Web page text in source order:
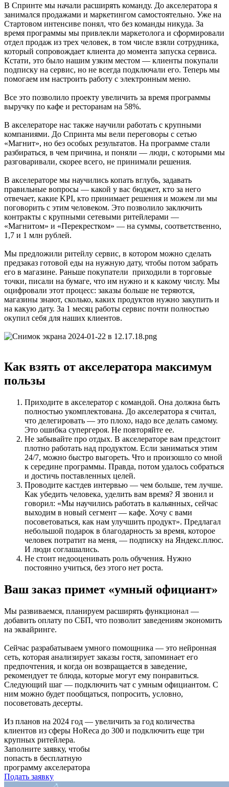
В Спринте мы начали расширять команду. До акселератора я
занимался продажами и маркетингом самостоятельно. Уже на
Стартовом интенсиве понял, что без команды никуда. За
время программы мы привлекли маркетолога и сформировали
отдел продаж из трех человек, в том числе взяли сотрудника,
который сопровождает клиента до момента запуска сервиса.
Кстати, это было нашим узким местом — клиенты покупали
подписку на сервис, но не всегда подключали его. Теперь мы
помогаем им настроить работу с электронным меню.
Все это позволило проекту увеличить за время программы
выручку по кафе и ресторанам на 58%.
В акселераторе нас также научили работать с крупными
компаниями. До Спринта мы вели переговоры с сетью
«Магнит», но без особых результатов. На программе стали
разбираться, в чем причина, и поняли — люди, с которыми мы
разговаривали, скорее всего, не принимали решения.
В акселераторе мы научились копать вглубь, задавать
правильные вопросы — какой у вас бюджет, кто за него
отвечает, какие KPI, кто принимает решения и можем ли мы
поговорить с этим человеком. Это позволило заключить
контракты с крупными сетевыми ритейлерами —
«Магнитом» и «Перекрестком» — на суммы, соответственно,
1,7 и 1 млн рублей.
Мы предложили ритейлу сервис, в котором можно сделать
предзаказ готовой еды на нужную дату, чтобы потом забрать
его в магазине. Раньше покупатели приходили в торговые
точки, писали на бумаге, что им нужно и к какому числу. Мы
оцифровали этот процесс: заказы больше не теряются,
магазины знают, сколько, каких продуктов нужно закупить и
на какую дату. За 1 месяц работы сервис почти полностью
окупил себя для наших клиентов.
Как взять от акселератора максимум
пользы
Приходите в акселератор с командой. Она должна быть
полностью укомплектована. До акселератора я считал,
что делегировать — это плохо, надо все делать самому.
Это ошибка супергероя. Не повторяйте ее.
Не забывайте про отдых. В акселераторе вам предстоит
плотно работать над продуктом. Если заниматься этим
24/7, можно быстро выгореть. Что и произошло со мной
к середине программы. Правда, потом удалось собраться
и достичь поставленных целей.
Проводите кастдев интервью — чем больше, тем лучше.
Как убедить человека, уделить вам время? Я звонил и
говорил: «Мы научились работать в кальянных, сейчас
выходим в новый сегмент — кафе. Хочу с вами
посоветоваться, как нам улучшить продукт». Предлагал
небольшой подарок в благодарность за время, которое
человек потратит на меня, — подписку на Яндекс.плюс.
И люди соглашались.
Не стоит недооценивать роль обучения. Нужно
постоянно учиться, без этого нет роста.
Ваш заказ примет «умный официант»
Мы развиваемся, планируем расширять функционал —
добавить оплату по СБП, что позволит заведениям экономить
на эквайринге.
Сейчас разрабатываем умного помощника — это нейронная
сеть, которая анализирует заказы гостя, запоминает его
предпочтения, и когда он возвращается в заведение,
рекомендует те блюда, которые могут ему понравиться.
Следующий шаг — подключить чат с умным официантом. С
ним можно будет пообщаться, попросить, условно,
посоветовать десерты.
Из планов на 2024 год — увеличить за год количества
клиентов из сферы HoReca до 300 и подключить еще три
крупных ритейлера.
Заполните заявку, чтобы
попасть в бесплатную
программу акселератора
Подать заявку